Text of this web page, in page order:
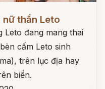
nữ thần Leto
Leto đang mang thai
cấm Leto sinh
trên lục địa hay
biển.